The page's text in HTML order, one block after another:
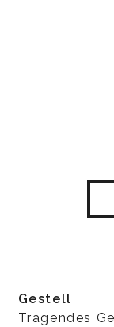
Gestell
Tragendes